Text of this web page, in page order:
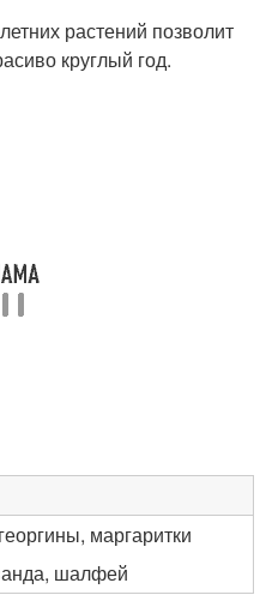
растений позволит
круглый год.
маргаритки
шалфей